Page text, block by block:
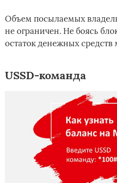
Объем посылаемых
не ограничен. Не боясь
остаток денежных
USSD-команда